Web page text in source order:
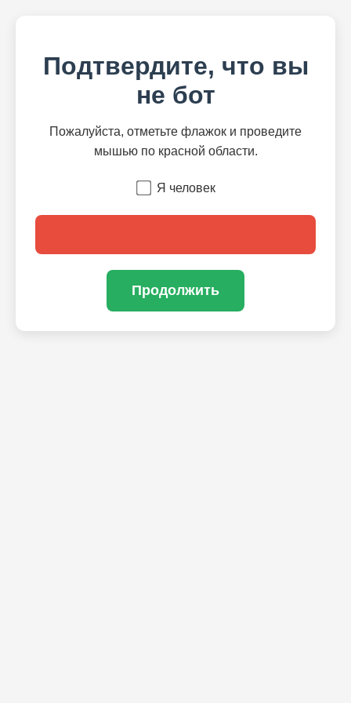
Подтвердите, что вы
не бот
Пожалуйста, отметьте флажок и проведите
мышью по красной области.
Я человек
Продолжить